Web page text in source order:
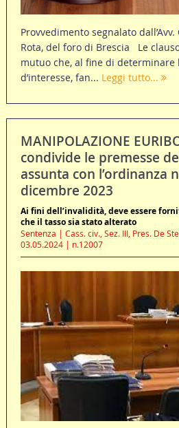
Provvedimento segnalato
Rota, del foro di Brescia Le
mutuo che, al fine di
d’interesse, fan... Leggi tutto...
MANIPOLAZIONE
condivide le premesse
assunta con l’ordinanza
dicembre 2023
Ai fini dell’invalidità, deve essere
che il tasso sia stato alterato
Sentenza | Cass. civ., Sez. III, Pres. De
03.05.2024 | n.12007